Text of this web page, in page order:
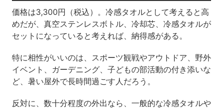
価格は3,300円（税込）。冷感タオルとして考えると高
めだが、真空ステンレスボトル、冷却芯、冷感タオルが
セットになっていると考えれば、納得感がある。
特に相性がいいのは、スポーツ観戦やアウトドア、野外
イベント、ガーデニング、子どもの部活動の付き添いな
ど、暑い屋外で長時間過ごす人だろう。
反対に、数十分程度の外出なら、一般的な冷感タオルや